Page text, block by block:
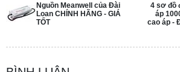
Nguồn Meanwell của Đài
Loan CHÍNH HÃNG - GIÁ
TỐT
4 sơ đồ
áp
cao áp -